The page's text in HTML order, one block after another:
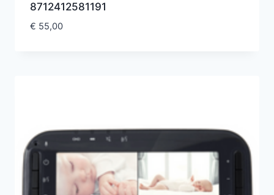
8712412581191
€ 55,00